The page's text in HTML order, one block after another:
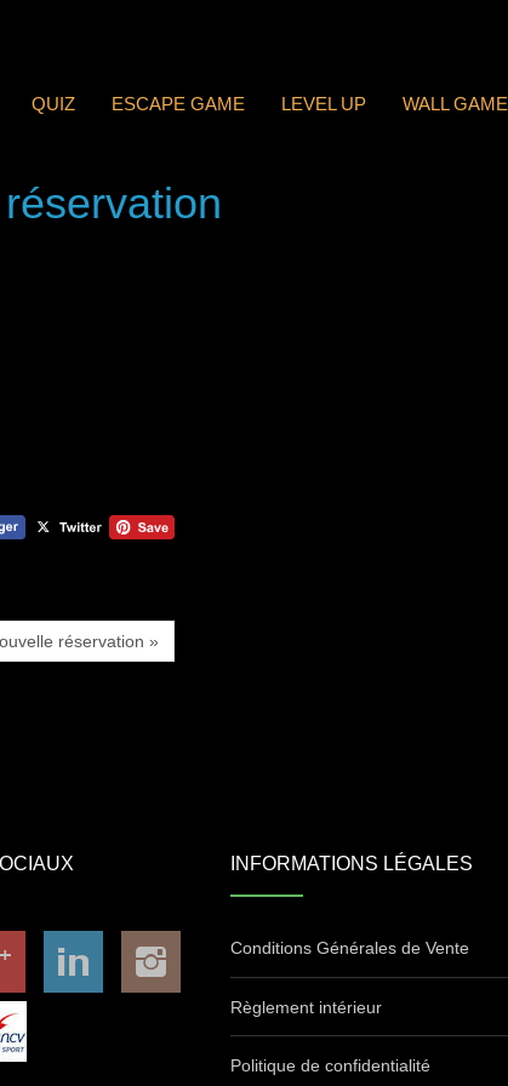
QUIZ ESCAPE GAME LEVEL UP WALL GAME
réservation »
INFORMATIONS LÉGALES
Conditions Générales de Vente
Règlement intérieur
Politique de confidentialité